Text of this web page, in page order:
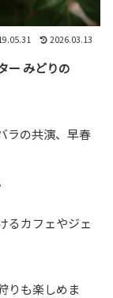
2026.03.13
ー みどりの
ラの共演、早春
るカフェやジェ
りも楽しめま